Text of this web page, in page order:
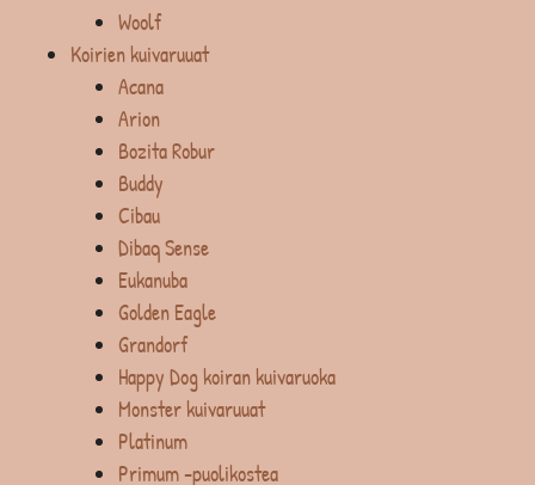
Woolf
Koirien kuivaruuat
Acana
Arion
Bozita Robur
Buddy
Cibau
Dibaq Sense
Eukanuba
Golden Eagle
Grandorf
Happy Dog koiran kuivaruoka
Monster kuivaruuat
Platinum
Primum -puolikostea